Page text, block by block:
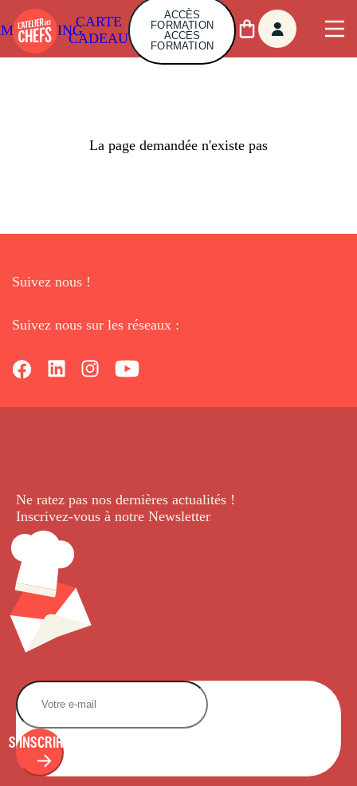
CARTE
CADEAU
ACCÈS
FORMATION
ACCÈS
FORMATION
La page demandée n'existe pas
Suivez nous !
Suivez nous sur les réseaux :
Ne ratez pas nos dernières actualités !
Inscrivez-vous à notre Newsletter.
S'INSCRIRE